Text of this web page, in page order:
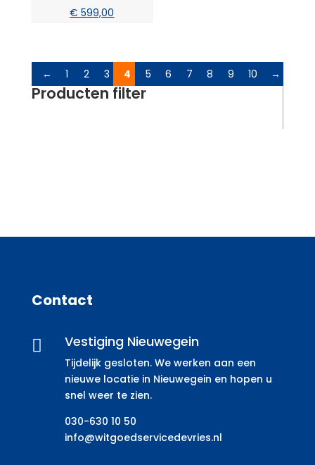
Producten filter
€ 599,00
← 1 2 3 4 5 6 7 8 9 10 →
Contact
 Vestiging Nieuwegein
Tijdelijk gesloten. We werken aan een
nieuwe locatie in Nieuwegein en hopen u
snel weer te zien.
030-630 10 50
info@witgoedservicedevries.nl